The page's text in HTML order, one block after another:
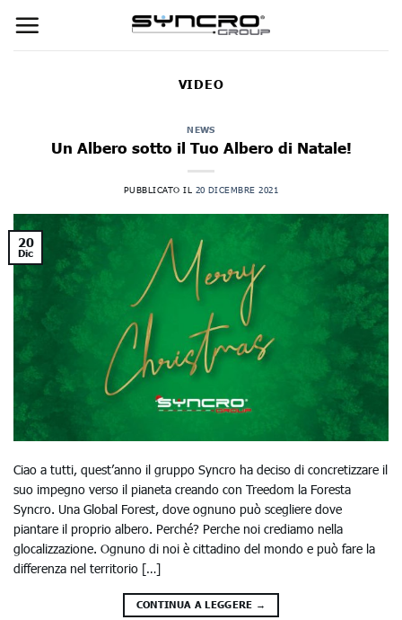
content
VIDEO
NEWS
Un Albero sotto il Tuo Albero di Natale!
PUBBLICATO IL 20 DICEMBRE 2021
20
Dic
Ciao a tutti, quest’anno il gruppo Syncro ha deciso di concretizzare il
suo impegno verso il pianeta creando con Treedom la Foresta
Syncro. Una Global Forest, dove ognuno può scegliere dove
piantare il proprio albero. Perché? Perche noi crediamo nella
glocalizzazione. Ognuno di noi è cittadino del mondo e può fare la
differenza nel territorio […]
CONTINUA A LEGGERE →